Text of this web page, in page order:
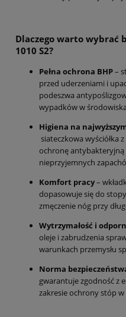
Dlaczego warto wybrać
1010 S2?
Pełna ochrona BHP–
przed uderzeniami i
podeszwa
wypadków w
Higiena na
siateczkowa wyściółka
ochronę antybakteryjną
nieprzyjemnych
Komfort pracy–
dopasowuje się do
zmęczenie nóg przy
Wytrzymałość i
oleje i zabrudzenia
warunkach przemysłu
Norma bezpieczeństwa
gwarantuje zgodność z
zakresie ochrony stóp w